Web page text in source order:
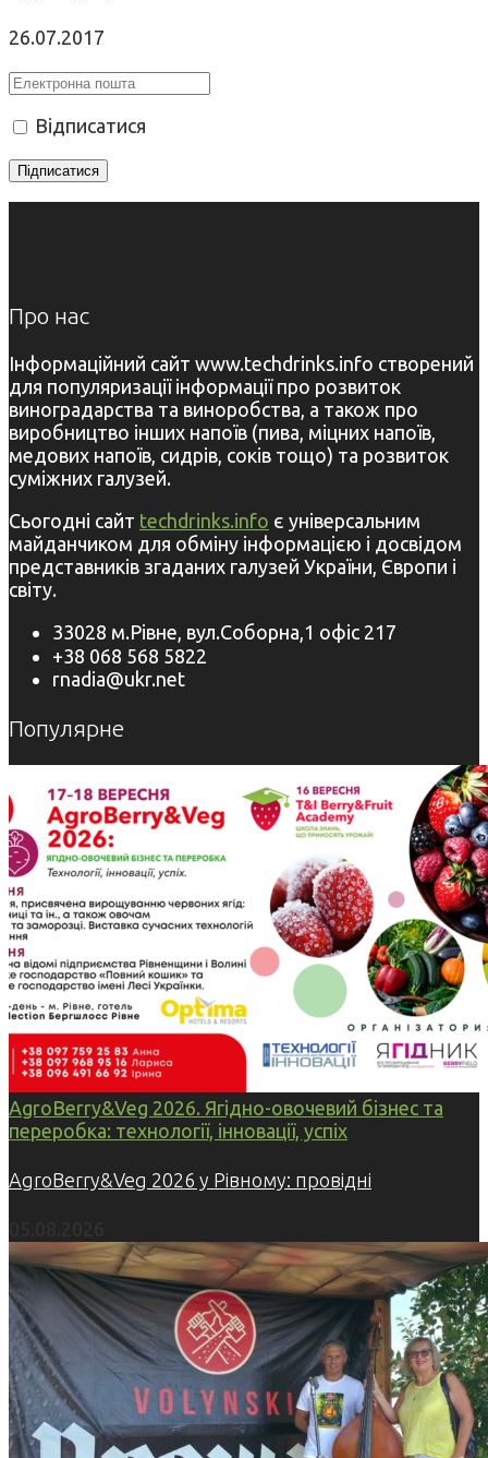
26.07.2017
Відписатися
Про нас
Інформаційний сайт www.techdrinks.info створений
для популяризації інформації про розвиток
виноградарства та виноробства, а також про
виробництво інших напоїв (пива, міцних напоїв,
медових напоїв, сидрів, соків тощо) та розвиток
суміжних галузей.
Сьогодні сайт techdrinks.info є універсальним
майданчиком для обміну інформацією і досвідом
представників згаданих галузей України, Європи і
світу.
33028 м.Рівне, вул.Соборна,1 офіс 217
+38 068 568 5822
rnadia@ukr.net
Популярне
AgroBerry&Veg 2026. Ягідно-овочевий бізнес та
переробка: технології, інновації, успіх
AgroBerry&Veg 2026 у Рівному: провідні